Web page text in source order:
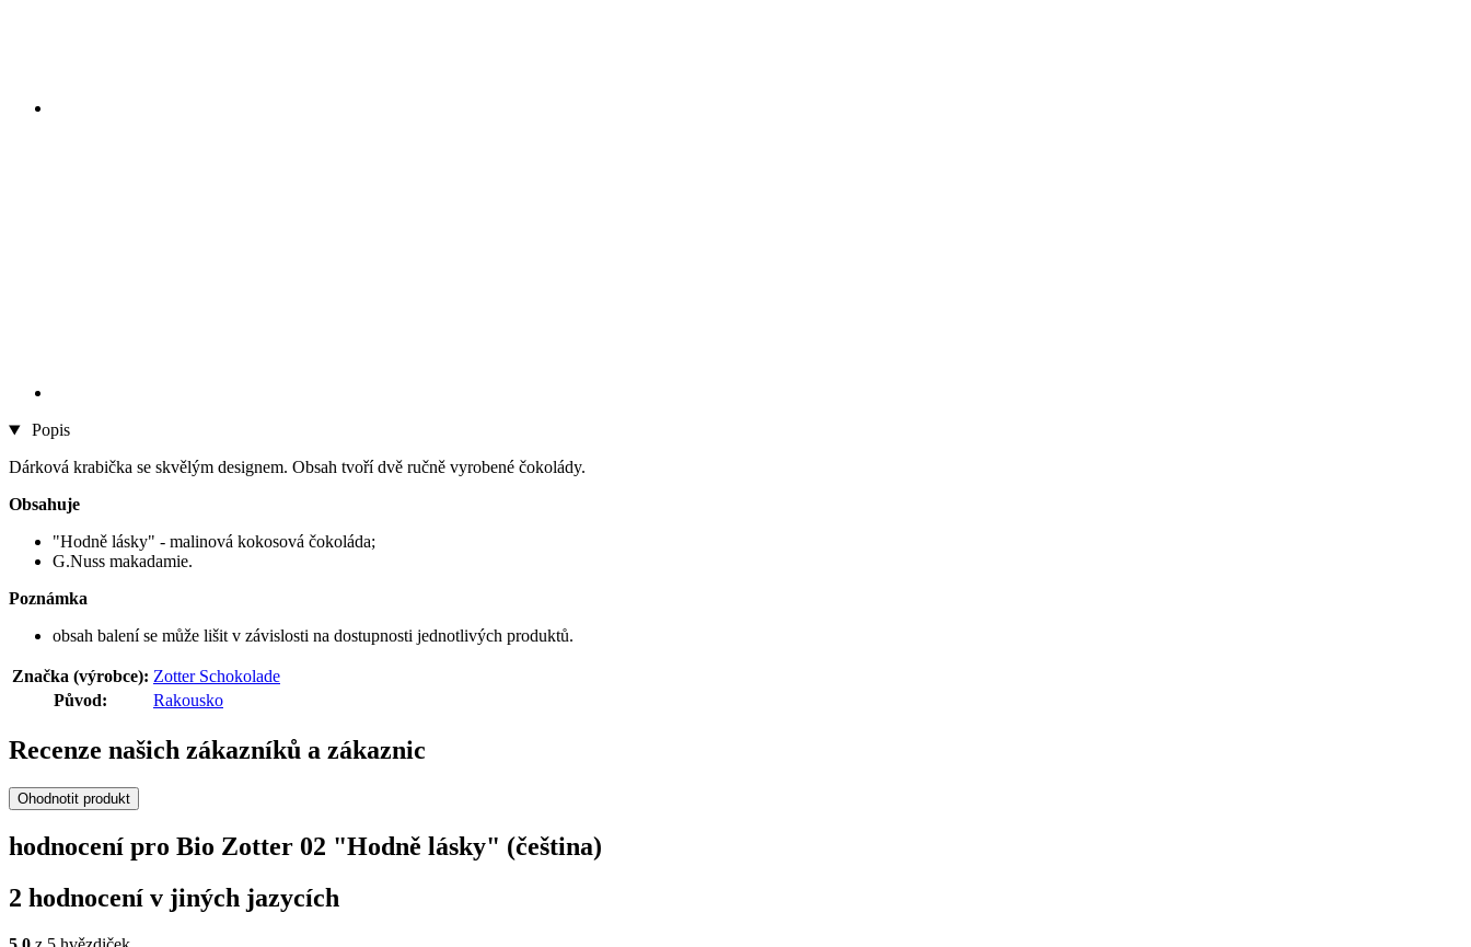
Popis
Dárková krabička se skvělým designem. Obsah tvoří dvě ručně vyrobené čokolády.
Obsahuje
"Hodně lásky" - malinová kokosová čokoláda;
G.Nuss makadamie.
Poznámka
obsah balení se může lišit v závislosti na dostupnosti jednotlivých produktů.
Značka (výrobce): Zotter Schokolade
Původ:
Rakousko
Recenze našich zákazníků a zákaznic
Ohodnotit produkt
hodnocení pro Bio Zotter 02 "Hodně lásky" (čeština)
2 hodnocení v jiných jazycích